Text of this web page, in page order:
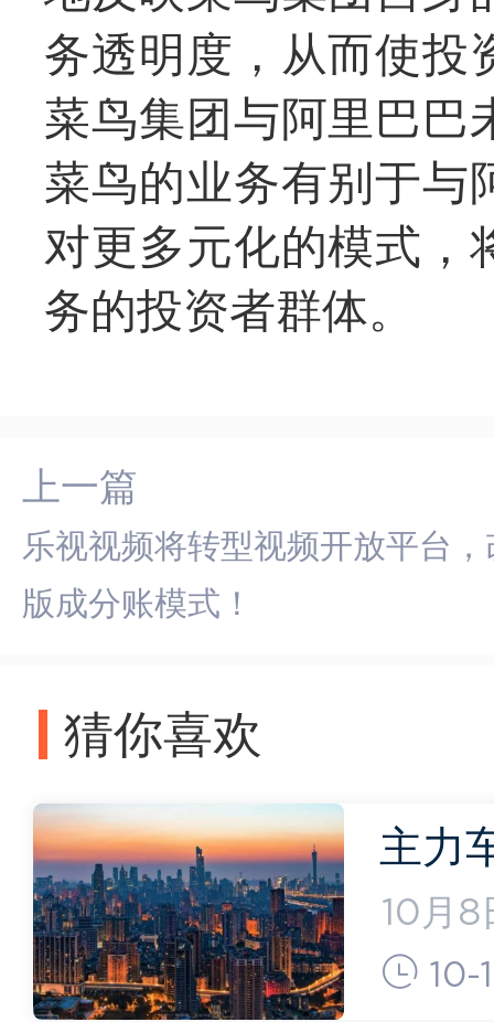
务透明度，从而使投
菜鸟集团与阿里巴巴
菜鸟的业务有别于与
对更多元化的模式，
务的投资者群体。
上一篇
乐视视频将转型视频开放平台，
版成分账模式！
猜你喜欢
主力
跌9
大”！
10月8
副总10-